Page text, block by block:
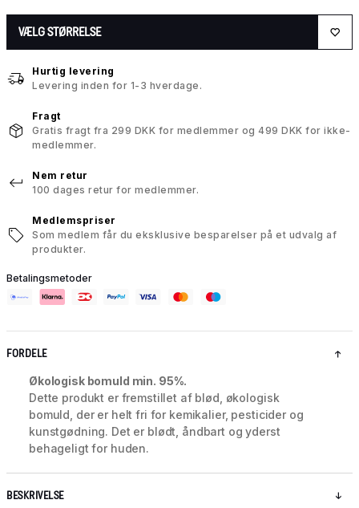
VÆLG STØRRELSE
Hurtig levering
Levering inden for 1-3 hverdage.
Fragt
Gratis fragt fra 299 DKK for medlemmer og 499 DKK for ikke-
medlemmer.
Nem retur
100 dages retur for medlemmer.
Medlemspriser
Som medlem får du eksklusive besparelser på et udvalg af
produkter.
Betalingsmetoder
FORDELE
Økologisk bomuld min. 95%.
Dette produkt er fremstillet af blød, økologisk
bomuld, der er helt fri for kemikalier, pesticider og
kunstgødning. Det er blødt, åndbart og yderst
behageligt for huden.
BESKRIVELSE